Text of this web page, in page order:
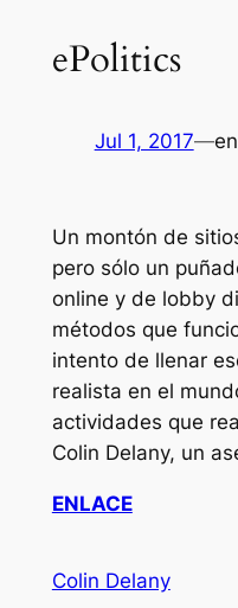
ePolitics
Jul 1, 2017—en
Un montón de
pero sólo un
online y de lobby
métodos que
intento de llenar
realista en el
actividades que
Colin Delany, un
ENLACE
Colin Delany